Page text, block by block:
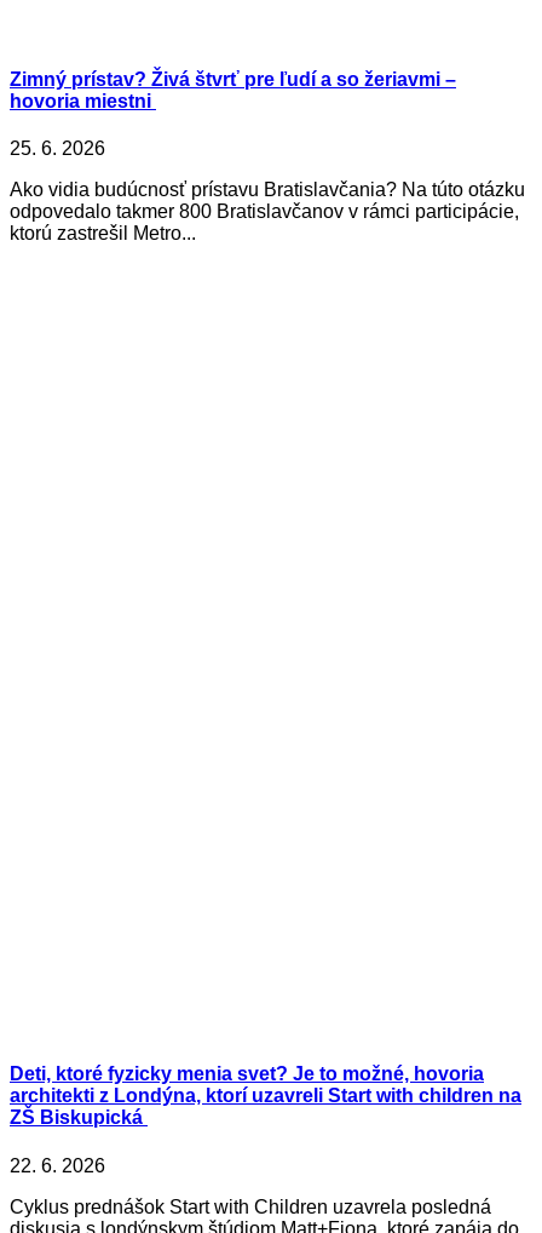
Zimný prístav? Živá štvrť pre ľudí a so žeriavmi –
hovoria miestni
25. 6. 2026
Ako vidia budúcnosť prístavu Bratislavčania? Na túto otázku
odpovedalo takmer 800 Bratislavčanov v rámci participácie,
ktorú zastrešil Metro...
Deti, ktoré fyzicky menia svet? Je to možné, hovoria
architekti z Londýna, ktorí uzavreli Start with children na
ZŠ Biskupická
22. 6. 2026
Cyklus prednášok Start with Children uzavrela posledná
diskusia s londýnskym štúdiom Matt+Fiona, ktoré zapája do